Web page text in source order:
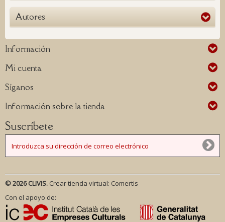
Autores
Información
Mi cuenta
Síganos
Información sobre la tienda
Suscríbete
© 2026 CLIVIS. Crear tienda virtual: Comertis
Con el apoyo de: